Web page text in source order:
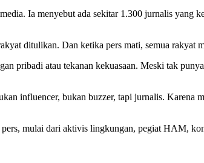
Ia menyebut ada sekitar 1.300 jurnalis yang
ditulikan. Dan ketika pers mati, semua rakyat
pribadi atau tekanan kekuasaan. Meski tak
influencer, bukan buzzer, tapi jurnalis. Karena
mulai dari aktivis lingkungan, pegiat HAM,